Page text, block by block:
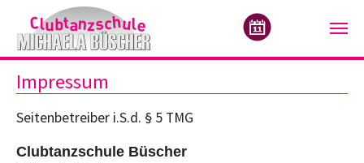
Zum Hauptinhalt springen
Impressum
Seitenbetreiber i.S.d. § 5 TMG
Clubtanzschule Büscher